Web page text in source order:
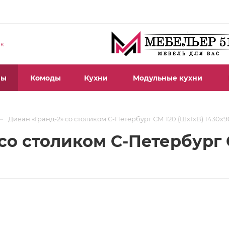
Комоды Кухни Модульные кухни
Диван «Гранд-2» со столиком С-Петербург СМ 120 (ШхГхВ)
столиком С-